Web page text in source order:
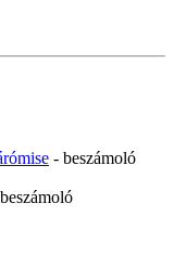
- beszámoló